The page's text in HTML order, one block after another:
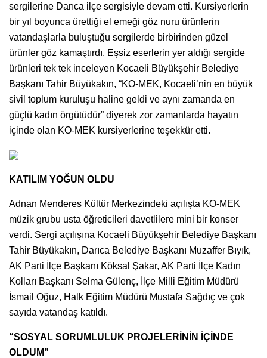
sergilerine Darıca ilçe sergisiyle devam etti. Kursiyerlerin
bir yıl boyunca ürettiği el emeği göz nuru ürünlerin
vatandaşlarla buluştuğu sergilerde birbirinden güzel
ürünler göz kamaştırdı. Eşsiz eserlerin yer aldığı sergide
ürünleri tek tek inceleyen Kocaeli Büyükşehir Belediye
Başkanı Tahir Büyükakın, “KO-MEK, Kocaeli’nin en büyük
sivil toplum kuruluşu haline geldi ve aynı zamanda en
güçlü kadın örgütüdür” diyerek zor zamanlarda hayatın
içinde olan KO-MEK kursiyerlerine teşekkür etti.
KATILIM YOĞUN OLDU
Adnan Menderes Kültür Merkezindeki açılışta KO-MEK
müzik grubu usta öğreticileri davetlilere mini bir konser
verdi. Sergi açılışına Kocaeli Büyükşehir Belediye Başkanı
Tahir Büyükakın, Darıca Belediye Başkanı Muzaffer Bıyık,
AK Parti İlçe Başkanı Köksal Şakar, AK Parti İlçe Kadın
Kolları Başkanı Selma Gülenç, İlçe Milli Eğitim Müdürü
İsmail Oğuz, Halk Eğitim Müdürü Mustafa Sağdıç ve çok
sayıda vatandaş katıldı.
“SOSYAL SORUMLULUK PROJELERİNİN İÇİNDE
OLDUM”